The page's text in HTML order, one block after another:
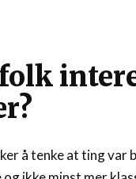
å tenke at ting var